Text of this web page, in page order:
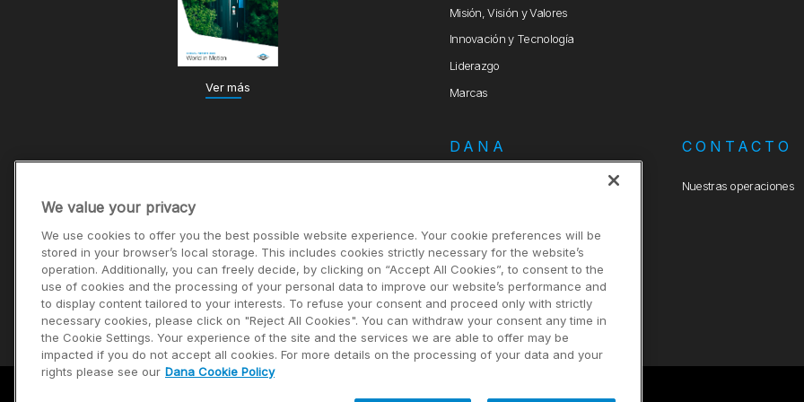
Ver más
Misión, Visión y Valores
Innovación y Tecnología
Liderazgo
Marcas
DANA
Política Integrada de Seguridad,
Criterios Ambientales para
Compras
CONTACTO
Nuestras operaciones
We value your privacy
We use cookies to offer you the best possible website experience. Your cookie preferences will be
stored in your browser’s local storage. This includes cookies strictly necessary for the website’s
operation. Additionally, you can freely decide, by clicking on “Accept All Cookies”, to consent to the
use of cookies and the processing of your personal data to improve our website’s performance and
to display content tailored to your interests. To refuse your consent and proceed only with strictly
necessary cookies, please click on "Reject All Cookies". You can withdraw your consent any time in
the Cookie Settings. Your experience of the site and the services we are able to offer may be
impacted if you do not accept all cookies. For more details on the processing of your data and your
rights please see our Dana Cookie Policy